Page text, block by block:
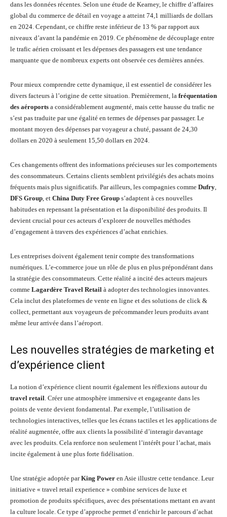
dans les données récentes. Selon une étude de Kearney, le chiffre d’affaires
global du commerce de détail en voyage a atteint 74,1 milliards de dollars
en 2024. Cependant, ce chiffre reste inférieur de 13 % par rapport aux
niveaux d’avant la pandémie en 2019. Ce phénomène de découplage entre
le trafic aérien croissant et les dépenses des passagers est une tendance
marquante que de nombreux experts ont observée ces dernières années.
Pour mieux comprendre cette dynamique, il est essentiel de considérer les
divers facteurs à l’origine de cette situation. Premièrement, la fréquentation
des aéroports a considérablement augmenté, mais cette hausse du trafic ne
s’est pas traduite par une égalité en termes de dépenses par passager. Le
montant moyen des dépenses par voyageur a chuté, passant de 24,30
dollars en 2020 à seulement 15,50 dollars en 2024.
Ces changements offrent des informations précieuses sur les comportements
des consommateurs. Certains clients semblent privilégiés des achats moins
fréquents mais plus significatifs. Par ailleurs, les compagnies comme Dufry,
DFS Group, et China Duty Free Group s’adaptent à ces nouvelles
habitudes en repensant la présentation et la disponibilité des produits. Il
devient crucial pour ces acteurs d’explorer de nouvelles méthodes
d’engagement à travers des expériences d’achat enrichies.
Les entreprises doivent également tenir compte des transformations
numériques. L’e-commerce joue un rôle de plus en plus prépondérant dans
la stratégie des consommateurs. Cette réalité a incité des acteurs majeurs
comme Lagardère Travel Retail à adopter des technologies innovantes.
Cela inclut des plateformes de vente en ligne et des solutions de click &
collect, permettant aux voyageurs de précommander leurs produits avant
même leur arrivée dans l’aéroport.
Les nouvelles stratégies de marketing et
d’expérience client
La notion d’expérience client nourrit également les réflexions autour du
travel retail. Créer une atmosphère immersive et engageante dans les
points de vente devient fondamental. Par exemple, l’utilisation de
technologies interactives, telles que les écrans tactiles et les applications de
réalité augmentée, offre aux clients la possibilité d’interagir davantage
avec les produits. Cela renforce non seulement l’intérêt pour l’achat, mais
incite également à une plus forte fidélisation.
Une stratégie adoptée parKing Power en Asie illustre cette tendance. Leur
initiative « travel retail experience » combine services de luxe et
promotion de produits spécifiques, avec des présentations mettant en avant
la culture locale. Ce type d’approche permet d’enrichir le parcours d’achat